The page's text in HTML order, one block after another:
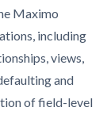
Maximo
including
views,
and
of field-level